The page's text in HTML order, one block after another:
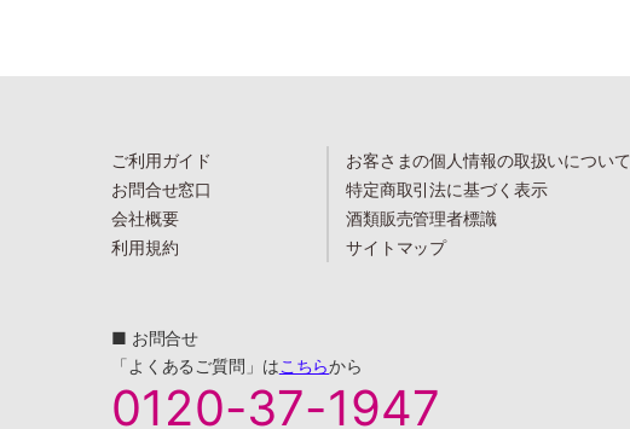
ご利用ガイド
お問合せ窓口
会社概要
利用規約
お客さまの個人情報の取扱いについて
特定商取引法に基づく表示
酒類販売管理者標識
サイトマップ
■ お問合せ
「よくあるご質問」はこちらから
0120-37-1947